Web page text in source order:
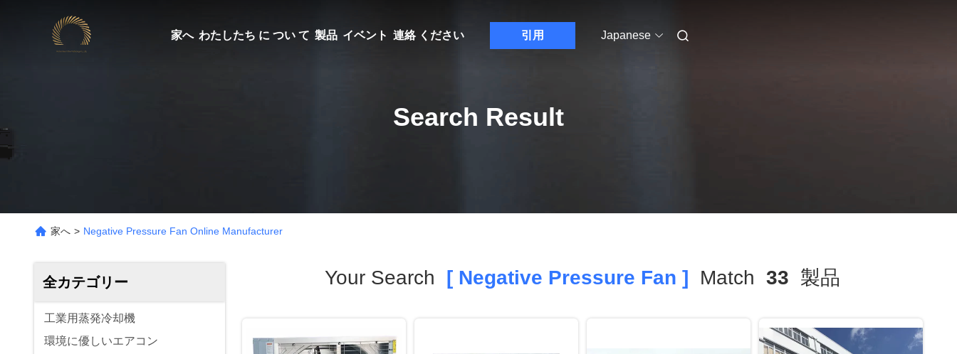
家へ わたしたち に つい て 製品 イベント 連絡 ください 引用 Japanese
Search Result
家へ > Negative Pressure Fan Online Manufacturer
全カテゴリー
工業用蒸発冷却機
環境に優しいエアコン
Your Search [ Negative Pressure Fan ] Match 33 製品